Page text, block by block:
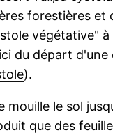
forestières et
végétative"
du départ
).
mouille le sol
que des